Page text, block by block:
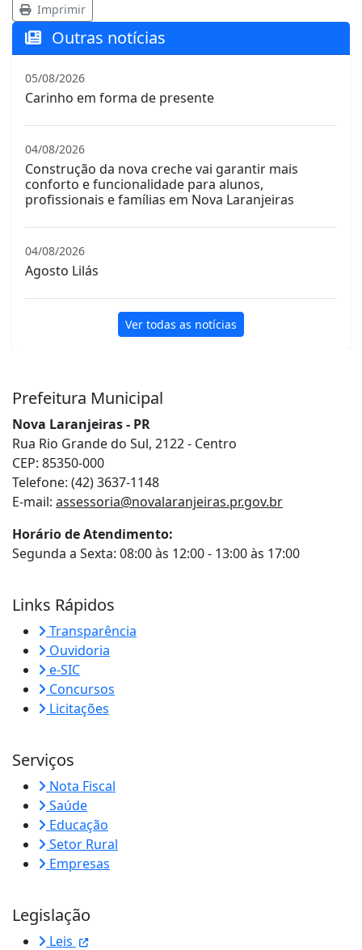
Imprimir
Outras notícias
05/08/2026
Carinho em forma de presente
04/08/2026
Construção da nova creche vai garantir mais
conforto e funcionalidade para alunos,
profissionais e famílias em Nova Laranjeiras
04/08/2026
Agosto Lilás
Ver todas as notícias
Prefeitura Municipal
Nova Laranjeiras - PR
Rua Rio Grande do Sul, 2122 - Centro
CEP: 85350-000
Telefone: (42) 3637-1148
E-mail: assessoria@novalaranjeiras.pr.gov.br
Horário de Atendimento:
Segunda a Sexta: 08:00 às 12:00 - 13:00 às 17:00
Links Rápidos
Transparência
Ouvidoria
e-SIC
Concursos
Licitações
Serviços
Nota Fiscal
Saúde
Educação
Setor Rural
Empresas
Legislação
Leis